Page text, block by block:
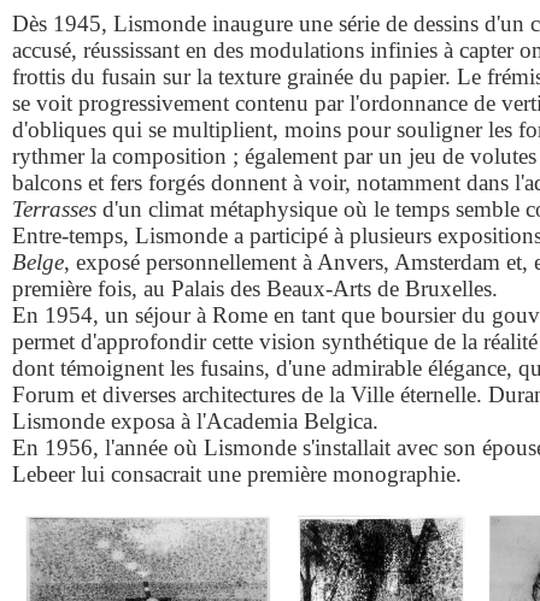
Dès 1945, Lismonde inaugure une série de dessins d'un
accusé, réussissant en des modulations infinies à capter
frottis du fusain sur la texture grainée du papier. Le
se voit progressivement contenu par l'ordonnance de
d'obliques qui se multiplient, moins pour souligner les
rythmer la composition ; également par un jeu de volutes
balcons et fers forgés donnent à voir, notamment dans
Terrasses d'un climat métaphysique où le temps semble
Entre-temps, Lismonde a participé à plusieurs
Belge, exposé personnellement à Anvers, Amsterdam
première fois, au Palais des Beaux-Arts de Bruxelles.
En 1954, un séjour à Rome en tant que boursier du
permet d'approfondir cette vision synthétique de la
dont témoignent les fusains, d'une admirable élégance,
Forum et diverses architectures de la Ville éternelle.
Lismonde exposa à l'Academia Belgica.
En 1956, l'année où Lismonde s'installait avec son
Lebeer lui consacrait une première monographie.